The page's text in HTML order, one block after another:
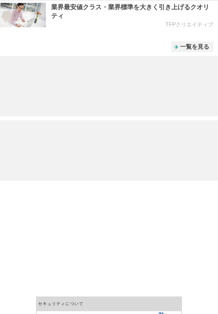
業界最安値クラス・業界標準を大きく引き上げるクオリ
ティ
TFPクリエイティブ
一覧を見る